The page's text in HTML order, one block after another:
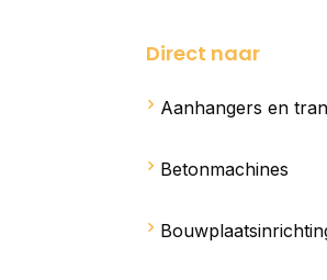
Direct naar
Aanhangers en
Betonmachines